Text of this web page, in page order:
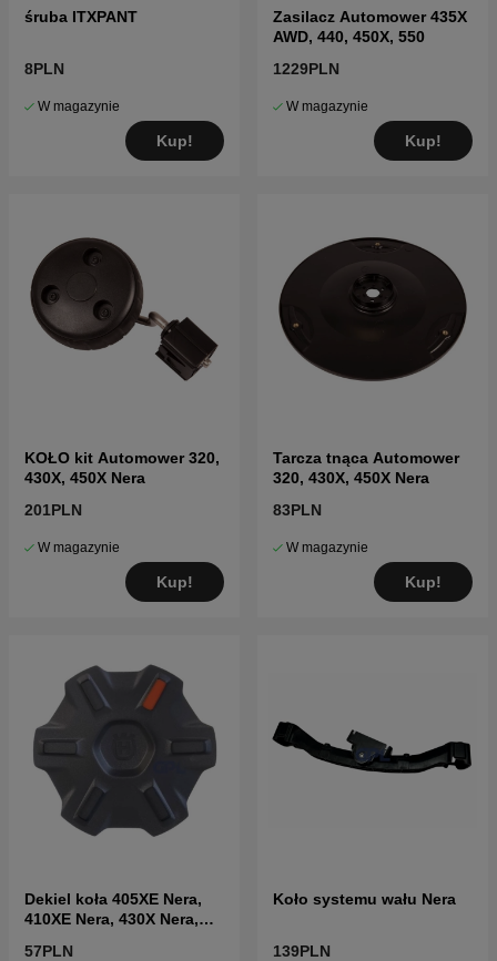
śruba ITXPANT
8PLN
W magazynie
Kup!
Zasilacz Automower 435X
AWD, 440, 450X, 550
1229PLN
W magazynie
Kup!
KOŁO kit Automower 320,
430X, 450X Nera
201PLN
W magazynie
Kup!
Tarcza tnąca Automower
320, 430X, 450X Nera
83PLN
W magazynie
Kup!
Dekiel koła 405XE Nera,
410XE Nera, 430X Nera,
57PLN
Koło systemu wału Nera
139PLN